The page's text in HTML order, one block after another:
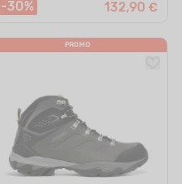
-30% 132,90 €
PROMO